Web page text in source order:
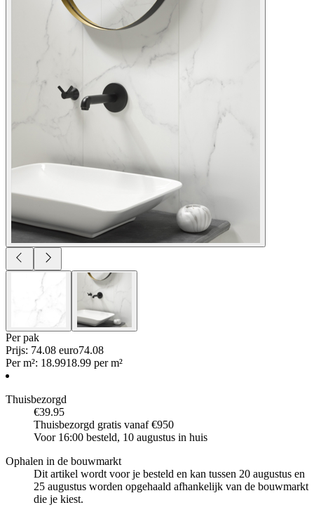
Per pak
Prijs: 74.08 euro74.08
Per m²: 18.9918.99 per m²
Thuisbezorgd
€39.95
Thuisbezorgd gratis vanaf €950
Voor 16:00 besteld, 10 augustus in huis
Ophalen in de bouwmarkt
Dit artikel wordt voor je besteld en kan tussen 20 augustus en
25 augustus worden opgehaald afhankelijk van de bouwmarkt
die je kiest.